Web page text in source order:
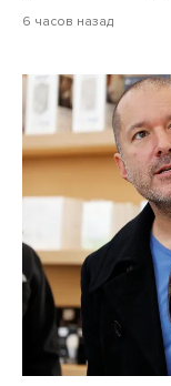
6 часов назад